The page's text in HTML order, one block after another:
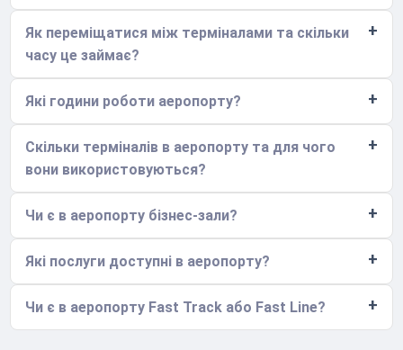
Як переміщатися між терміналами та скільки
часу це займає?
Які години роботи аеропорту?
Скільки терміналів в аеропорту та для чого
вони використовуються?
Чи є в аеропорту бізнес-зали?
Які послуги доступні в аеропорту?
Чи є в аеропорту Fast Track або Fast Line?